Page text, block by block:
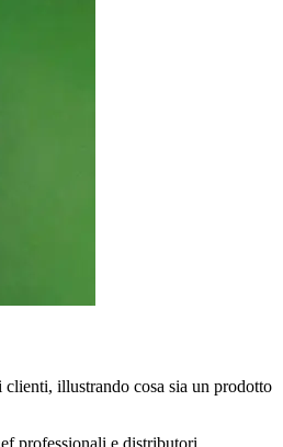
illustrando cosa sia un prodotto
pro­fessio­na­li e di­stribu­to­ri.